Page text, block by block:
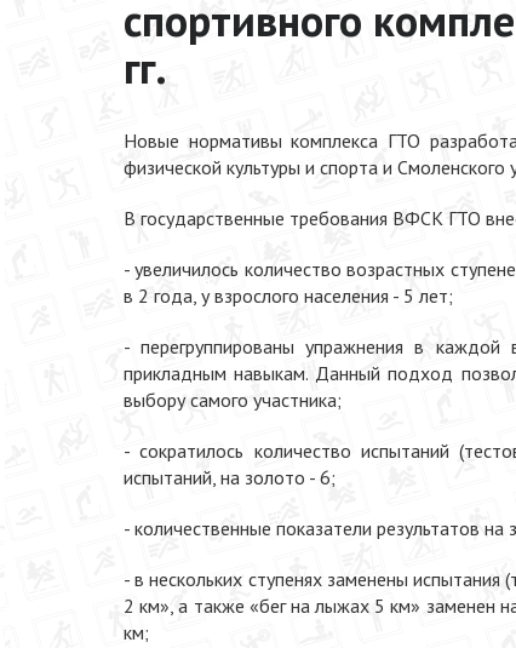
спортивного
гг.
Новые нормативы комплекса ГТО
физической культуры и спорта и Смоленского
В государственные требования ВФСК ГТО
- увеличилось количество возрастных
в 2 года, у взрослого населения - 5 лет;
- перегруппированы упражнения в каждой
прикладным навыкам. Данный подход
выбору самого участника;
- сократилось количество испытаний
испытаний, на золото - 6;
- количественные показатели результатов
- в нескольких ступенях заменены
2 км», а также «бег на лыжах 5 км» заменен
км;